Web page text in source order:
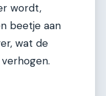
wordt,
beetje aan
wat de